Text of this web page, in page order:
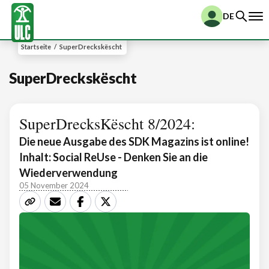
DE
Startseite / SuperDreckskëscht
SuperDreckskëscht
SuperDrecksKëscht 8/2024:
Die neue Ausgabe des SDK Magazins ist online!
Inhalt: Social ReUse - Denken Sie an die
Wiederverwendung
05 November 2024